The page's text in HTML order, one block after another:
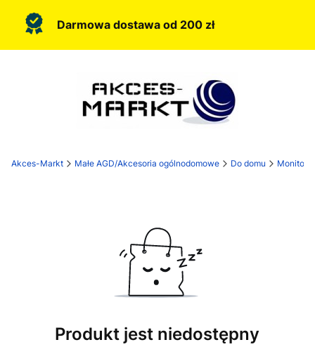
Darmowa dostawa od 200 zł
Akces-Markt Małe AGD/Akcesoria ogólnodomowe Do domu
Produkt jest niedostępny